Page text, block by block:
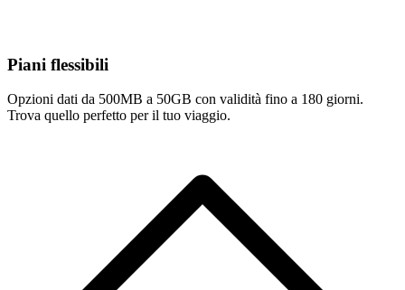
Piani flessibili
Opzioni dati da 500MB a 50GB con validità fino a 180 giorni.
Trova quello perfetto per il tuo viaggio.